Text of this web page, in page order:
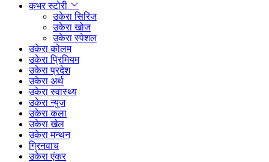
कभर स्टोरी
उकेरा सिरिज
उकेरा खोज
उकेरा स्पेशल
उकेरा कोलम
उकेरा प्रिमियम
उकेरा प्रदेश
उकेरा अर्थ
उकेरा स्वास्थ्य
उकेरा न्युज
उकेरा कला
उकेरा खेल
उकेरा मन्थन
ग्रिनवाच
उकेरा एंकर